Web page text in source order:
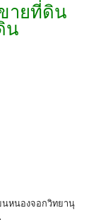
ายที่ดิน
น
นหนองจอกวิทยานุ